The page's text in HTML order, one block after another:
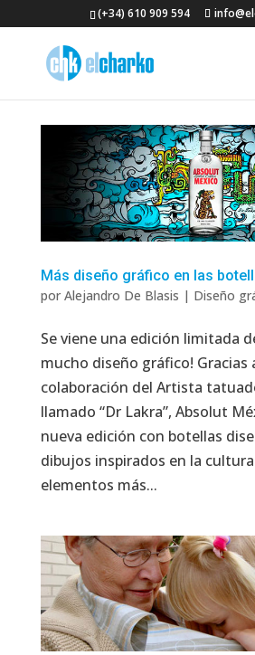
(+34) 610 909 594
Más diseño gráfico en las
por Alejandro De Blasis | Diseño
Se viene una edición limitada
mucho diseño gráfico! Gracias
colaboración del Artista
llamado “Dr Lakra”, Absolut
nueva edición con botellas
dibujos inspirados en la
elementos más...